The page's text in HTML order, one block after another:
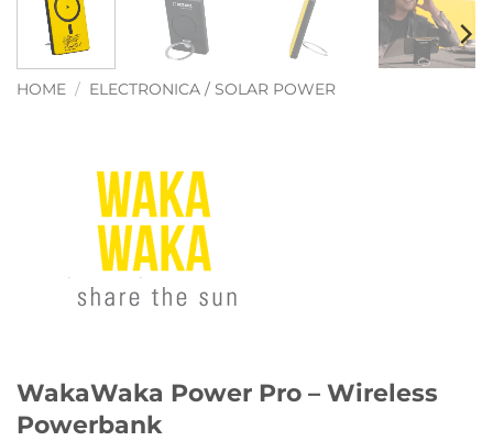
HOME / ELECTRONICA / SOLAR POWER
WakaWaka Power Pro – Wireless
Powerbank